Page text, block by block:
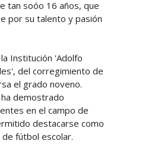
tan soóo 16 años, que
por su talento y pasión
Institución 'Adolfo
del corregimiento de
el grado noveno.
demostrado
en el campo de
destacarse como
fútbol escolar.